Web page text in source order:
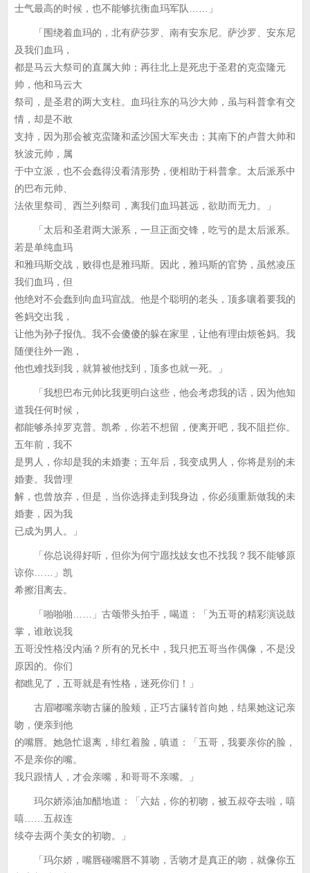
士气最高的时候，也不能够抗衡血玛军队……」
「围绕着血玛的，北有萨莎罗、南有安东尼。萨沙罗、安东尼
及我们血玛，
都是马云大祭司的直属大帅；再往北上是死忠于圣君的克蛮隆元
帅，他和马云大
祭司，是圣君的两大支柱。血玛往东的马沙大帅，虽与科普拿有交
情，却是不敢
支持，因为那会被克蛮隆和孟沙国大军夹击；其南下的卢普大帅和
狄波元帅，属
于中立派，也不会蠢得没看清形势，便相助于科普拿。太后派系中
的巴布元帅、
法依里祭司、西兰列祭司，离我们血玛甚远，欲助而无力。」
「太后和圣君两大派系，一旦正面交锋，吃亏的是太后派系。
若是单纯血玛
和雅玛斯交战，败得也是雅玛斯。因此，雅玛斯的官势，虽然凌压
我们血玛，但
他绝对不会蠢到向血玛宣战。他是个聪明的老头，顶多嚷着要我的
爸妈交出我，
让他为孙子报仇。我不会傻傻的躲在家里，让他有理由烦爸妈。我
随便往外一跑，
他也难找到我，就算被他找到，顶多也就一死。」
「我想巴布元帅比我更明白这些，他会考虑我的话，因为他知
道我任何时候，
都能够杀掉罗克普。凯希，你若不想留，便离开吧，我不阻拦你。
五年前，我不
是男人，你却是我的未婚妻；五年后，我变成男人，你将是别的未
婚妻。我曾理
解，也曾放弃，但是，当你选择走到我身边，你必须重新做我的未
婚妻，因为我
已成为男人。」
「你总说得好听，但你为何宁愿找妓女也不找我？我不能够原
谅你……」凯
希擦泪离去。
「啪啪啪……」古颂带头拍手，喝道：「为五哥的精彩演说鼓
掌，谁敢说我
五哥没性格没内涵？所有的兄长中，我只把五哥当作偶像，不是没
原因的。你们
都瞧见了，五哥就是有性格，迷死你们！」
古眉嘟嘴亲吻古籘的脸颊，正巧古籘转首向她，结果她这记亲
吻，便亲到他
的嘴唇。她急忙退离，绯红着脸，嗔道：「五哥，我要亲你的脸，
不是亲你的嘴。
我只跟情人，才会亲嘴，和哥哥不亲嘴。」
玛尔娇添油加醋地道：「六姑，你的初吻，被五叔夺去啦，嘻
嘻……五叔连
续夺去两个美女的初吻。」
「玛尔娇，嘴唇碰嘴唇不算吻，舌吻才是真正的吻，就像你五